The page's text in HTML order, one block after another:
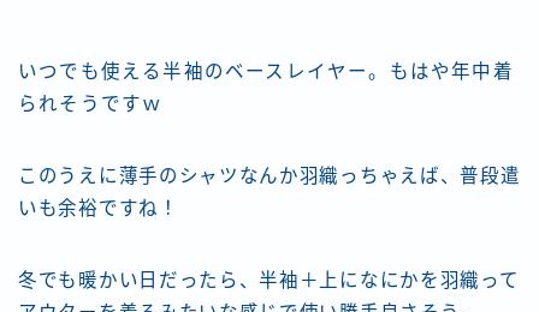
いつでも使える半袖のベースレイヤー。もはや年中着
られそうですｗ
このうえに薄手のシャツなんか羽織っちゃえば、普段遣
いも余裕ですね！
冬でも暖かい日だったら、半袖＋上になにかを羽織って